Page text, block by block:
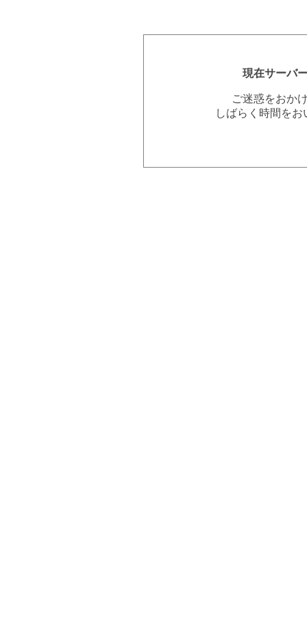
現在サーバ
ご迷惑をおか
しばらく時間を